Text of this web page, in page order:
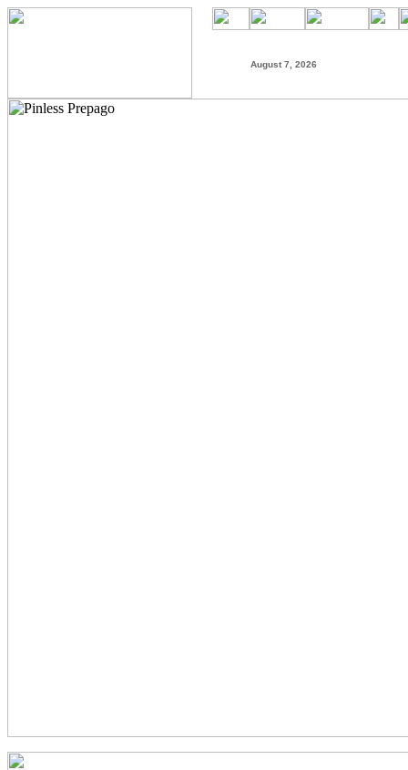
August 7, 2026